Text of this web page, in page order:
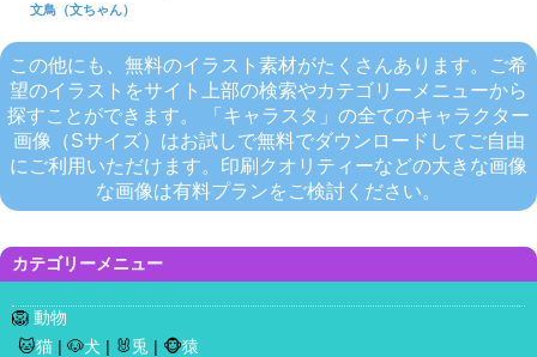
カテゴリーメニュー
🦁 動物
🐱猫 | 🐶犬 | 🐰兎 | 🐵猿
文鳥（文ちゃん）
この他にも、無料のイラスト素材がたくさんあります。ご希
望のイラストをサイト上部の検索やカテゴリーメニューから
探すことができます。 「キャラスタ」の全てのキャラクター
画像（Sサイズ）はお試しで無料でダウンロードしてご自由
にご利用いただけます。印刷クオリティーなどの大きな画像
な画像は有料プランをご検討ください。